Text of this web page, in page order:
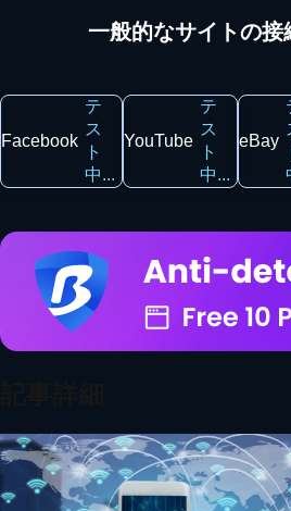
一般的なサイトの接
Facebook
テ
ス
ト
中...
YouTube
テ
ス
ト
中...
eBay